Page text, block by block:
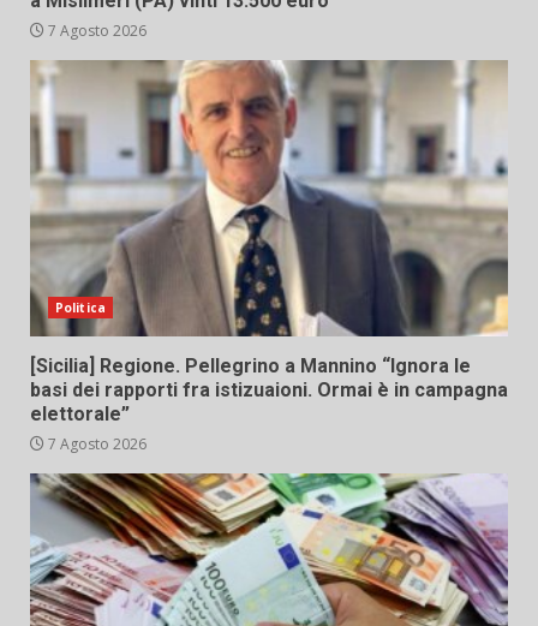
7 Agosto 2026
Politica
[Sicilia] Regione. Pellegrino a Mannino “Ignora le
basi dei rapporti fra istizuaioni. Ormai è in campagna
elettorale”
7 Agosto 2026